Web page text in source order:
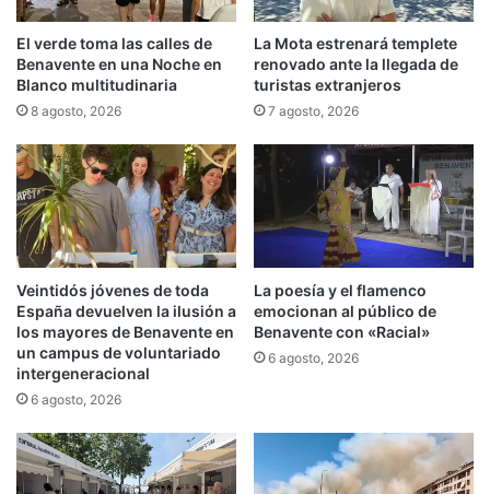
El verde toma las calles de
Benavente en una Noche en
Blanco multitudinaria
8 agosto, 2026
La Mota estrenará templete
renovado ante la llegada de
turistas extranjeros
7 agosto, 2026
Veintidós jóvenes de toda
España devuelven la ilusión a
los mayores de Benavente en
un campus de voluntariado
intergeneracional
6 agosto, 2026
La poesía y el flamenco
emocionan al público de
Benavente con «Racial»
6 agosto, 2026